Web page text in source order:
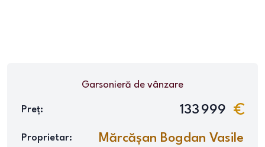
Garsonieră de vânzare
Preț: 133 999
Proprietar: Mărcășan Bogdan Vasile